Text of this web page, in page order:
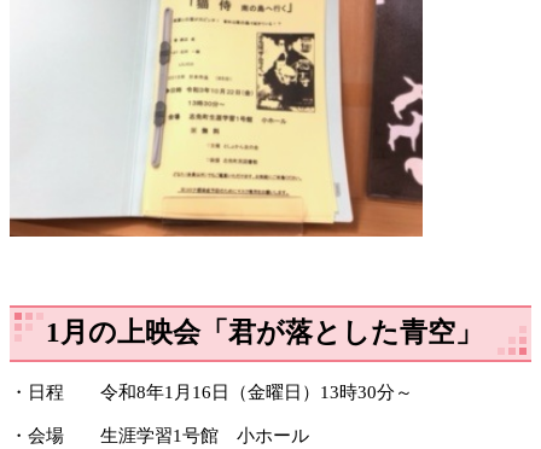
1月の上映会「君が落とした青空」
・日程 令和8年1月16日（金曜日）13時30分～
・会場 生涯学習1号館 小ホール